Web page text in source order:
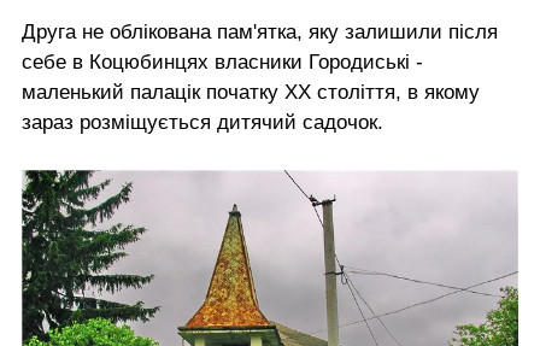
Друга не облікована пам'ятка, яку залишили після
себе в Коцюбинцях власники Городиські -
маленький палацік початку ХХ століття, в якому
зараз розміщується дитячий садочок.